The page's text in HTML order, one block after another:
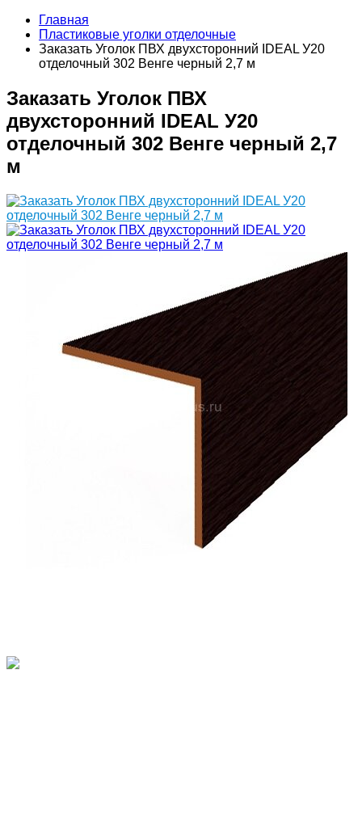
Главная
Пластиковые уголки отделочные
Заказать Уголок ПВХ двухсторонний IDEAL У20
отделочный 302 Венге черный 2,7 м
Заказать Уголок ПВХ
двухсторонний IDEAL У20
отделочный 302 Венге черный 2,7
м